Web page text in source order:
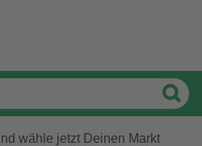
wähle jetzt Deinen Markt